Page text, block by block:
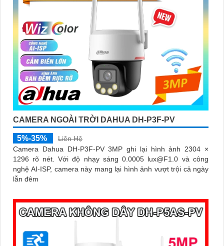
CAMERA NGOÀI TRỜI DAHUA DH-P3F-PV
5%-35%
Liên Hệ
Camera Dahua DH-P3F-PV 3MP ghi lại hình ảnh 2304 ×
1296 rõ nét. Với độ nhạy sáng 0.0005 lux@F1.0 và công
nghệ AI-ISP, camera này mang lại hình ảnh vượt trội cả ngày
lẫn đêm